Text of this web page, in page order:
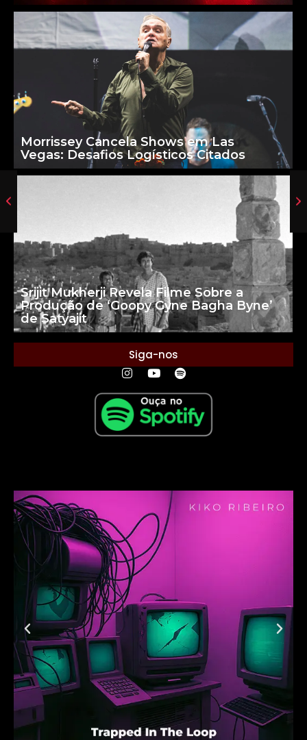
Morrissey Cancela Shows em Las
Vegas: Desafios Logísticos Citados
Srijit Mukherji Revela Filme Sobre a
Produção de ‘Goopy Gyne Bagha Byne’
de Satyajit
Siga-nos